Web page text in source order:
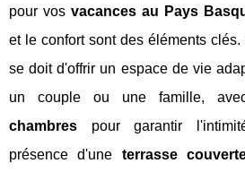
pour vosvacances au Pays
et le confort sont des éléments
se doit d'offrir un espace de vie
un couple ou une famille,
chambres pour garantir
présence d'une terrasse